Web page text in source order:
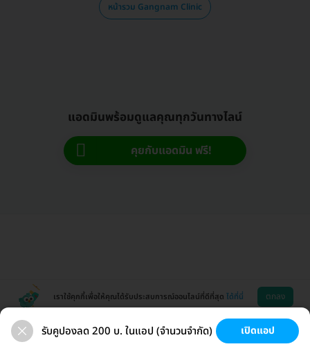
หน้ารวม Gangnam Clinic
แอดมินพร้อมดูแลคุณทุกวันทางไลน์
คุยกับแอดมิน ฟรี!
ขนที่ลับ ช่วยเหลือ โหลดแอพ
เราใช้คุกกี้เพื่อให้คุณได้รับประสบการณ์ออนไลน์ที่ดีที่สุด ได้ที่นี่ ตกลง
รับคูปองลด 200 บ. ในแอป (จำนวนจำกัด) เปิดแอป